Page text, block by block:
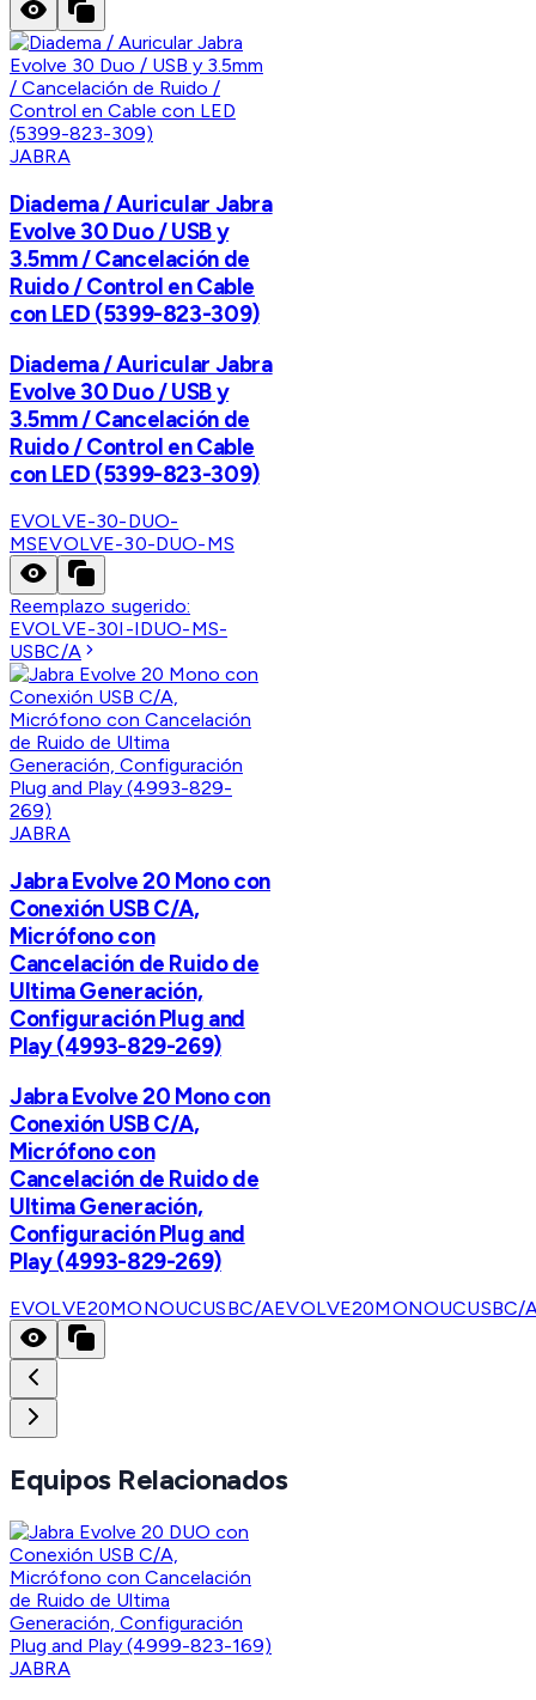
JABRA
Diadema / Auricular Jabra
Evolve 30 Duo / USB y
3.5mm / Cancelación de
Ruido / Control en Cable
con LED (5399-823-309)
Diadema / Auricular Jabra
Evolve 30 Duo / USB y
3.5mm / Cancelación de
Ruido / Control en Cable
con LED (5399-823-309)
EVOLVE-30-DUO-
MSEVOLVE-30-DUO-MS
Reemplazo sugerido:
EVOLVE-30I-IDUO-MS-
USBC/A
JABRA
Jabra Evolve 20 Mono con
Conexión USB C/A,
Micrófono con
Cancelación de Ruido de
Ultima Generación,
Configuración Plug and
Play (4993-829-269)
Jabra Evolve 20 Mono con
Conexión USB C/A,
Micrófono con
Cancelación de Ruido de
Ultima Generación,
Configuración Plug and
Play (4993-829-269)
EVOLVE20MONOUCUSBC/AEVOLVE20MONOUCUSBC/
Equipos Relacionados
JABRA